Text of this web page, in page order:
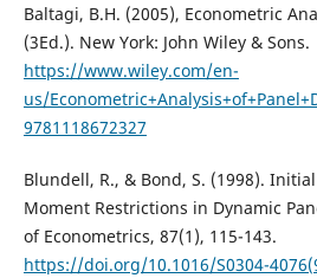
Baltagi, B.H. (2005), Econometric
(3Ed.). New York: John Wiley & Sons.
https://www.wiley.com/en-
us/
9781118672327
Blundell, R., & Bond, S. (1998).
Moment Restrictions in Dynamic
of Econometrics, 87(1), 115-143.
https://doi.org/10.1016/S0304-